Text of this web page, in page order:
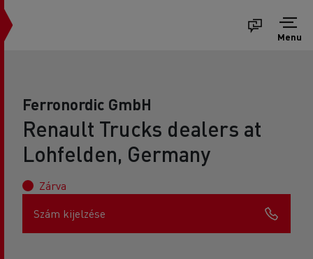
Menu
Ferronordic GmbH
Renault Trucks dealers at
Lohfelden, Germany
Zárva
Szám kijelzése